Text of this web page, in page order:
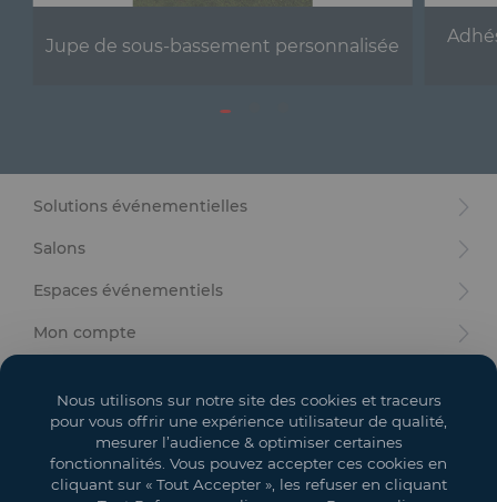
Jupe de sous-bassement personnalisée
Solutions événementielles
Salons
Espaces événementiels
Mon compte
Légal
Copyright 2021 GL EVENTS. All Rights Reserved | Les visuels ne sont pas
Nous utilisons sur notre site des cookies et traceurs
pour vous offrir une expérience utilisateur de qualité,
mesurer l’audience & optimiser certaines
fonctionnalités. Vous pouvez accepter ces cookies en
cliquant sur « Tout Accepter », les refuser en cliquant